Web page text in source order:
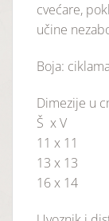
cvećare,
učine
Boja:
Dimezije u
Š x V
11 x 11
13 x 13
16 x 14